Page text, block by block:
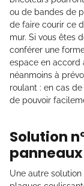
ou de bandes de
de faire courir ce
mur. Si vous êtes
conférer une
espace en accord
néanmoins à
roulant : en cas
de pouvoir
Solution
Une autre